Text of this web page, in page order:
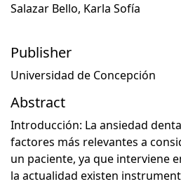
Salazar Bello, Karla Sofía
Publisher
Universidad de Concepción
Abstract
Introducción: La ansiedad
factores más relevantes a
un paciente, ya que interviene
la actualidad existen